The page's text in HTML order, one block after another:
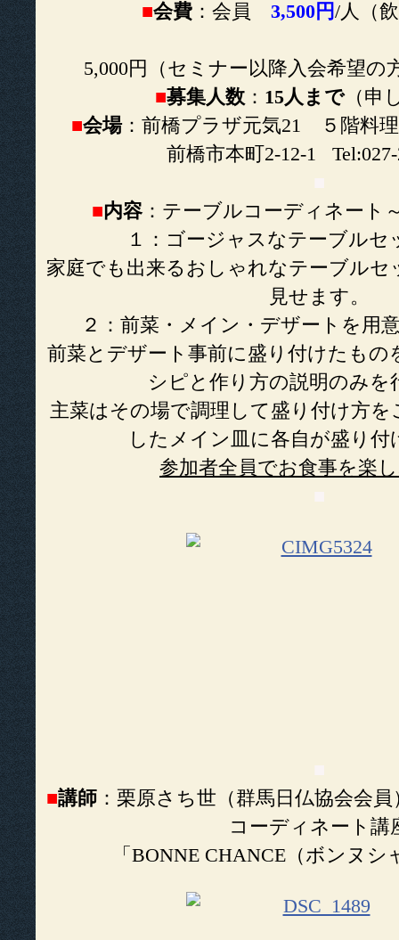
■会費：会員 3,500円/人（
5,000円（セミナー以降入会希望の
■募集人数 ： 15人まで（申
■会場：前橋プラザ元気21 ５階料
前橋市本町2-12-1 Tel:027-
■内容 ：テーブルコーディネート
１：ゴージャスなテーブルセ
家庭でも出来るおしゃれなテーブルセ
見せます。
２：前菜・メイン・デザートを用
前菜とデザート事前に盛り付けたもの
シピと作り方の説明のみを
主菜はその場で調理して盛り付け方を
したメイン皿に各自が盛り付
参加者全員でお食事を楽
■講師 ：栗原さち世（群馬日仏協会会
コーディネート講
「BONNE CHANCE（ボンヌ